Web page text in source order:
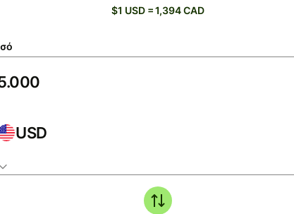
$1 USD = 1,394 CAD
USD